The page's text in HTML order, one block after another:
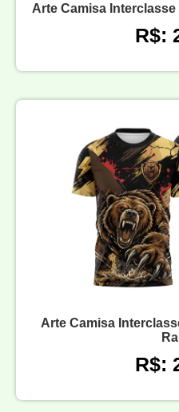
Arte Camisa
R$:
Arte Camisa
R$: